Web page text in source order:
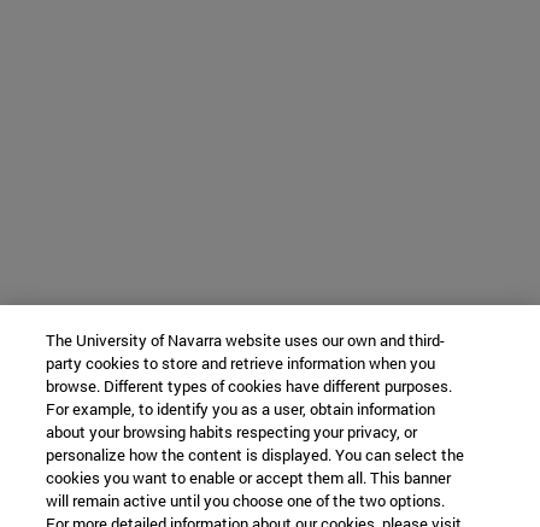
The University of Navarra website uses our own and third-
party cookies to store and retrieve information when you
browse. Different types of cookies have different purposes.
For example, to identify you as a user, obtain information
about your browsing habits respecting your privacy, or
personalize how the content is displayed. You can select the
cookies you want to enable or accept them all. This banner
will remain active until you choose one of the two options.